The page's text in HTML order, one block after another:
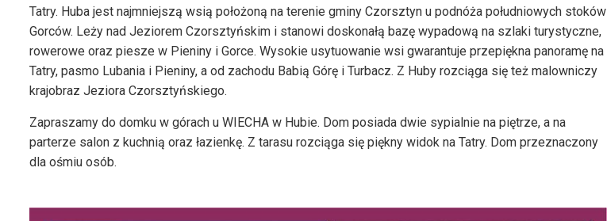
Tatry. Huba jest najmniejszą wsią położoną na terenie gminy Czorsztyn u podnóża południowych stoków
Gorców. Leży nad Jeziorem Czorsztyńskim i stanowi doskonałą bazę wypadową na szlaki turystyczne,
rowerowe oraz piesze w Pieniny i Gorce. Wysokie usytuowanie wsi gwarantuje przepiękna panoramę na
Tatry, pasmo Lubania i Pieniny, a od zachodu Babią Górę i Turbacz. Z Huby rozciąga się też malowniczy
krajobraz Jeziora Czorsztyńskiego.
Zapraszamy do domku w górach u WIECHA w Hubie. Dom posiada dwie sypialnie na piętrze, a na
parterze salon z kuchnią oraz łazienkę. Z tarasu rozciąga się piękny widok na Tatry. Dom przeznaczony
dla ośmiu osób.